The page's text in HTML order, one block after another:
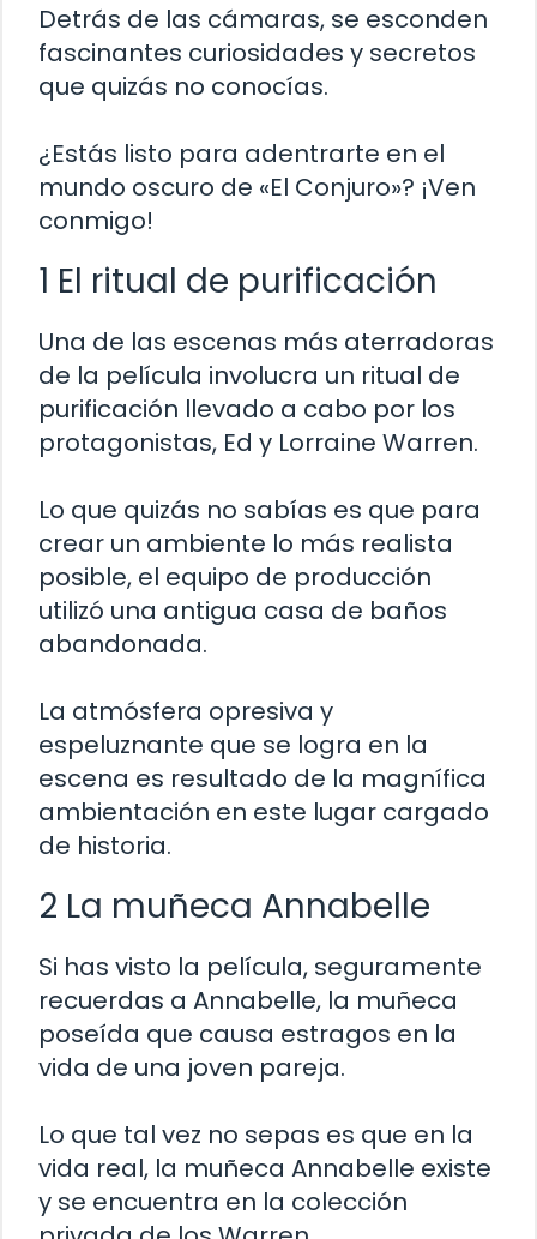
Detrás de las cámaras, se esconden
fascinantes curiosidades y secretos
que quizás no conocías.
¿Estás listo para adentrarte en el
mundo oscuro de «El Conjuro»? ¡Ven
conmigo!
1 El ritual de purificación
Una de las escenas más aterradoras
de la película involucra un ritual de
purificación llevado a cabo por los
protagonistas, Ed y Lorraine Warren.
Lo que quizás no sabías es que para
crear un ambiente lo más realista
posible, el equipo de producción
utilizó una antigua casa de baños
abandonada.
La atmósfera opresiva y
espeluznante que se logra en la
escena es resultado de la magnífica
ambientación en este lugar cargado
de historia.
2 La muñeca Annabelle
Si has visto la película, seguramente
recuerdas a Annabelle, la muñeca
poseída que causa estragos en la
vida de una joven pareja.
Lo que tal vez no sepas es que en la
vida real, la muñeca Annabelle existe
y se encuentra en la colección